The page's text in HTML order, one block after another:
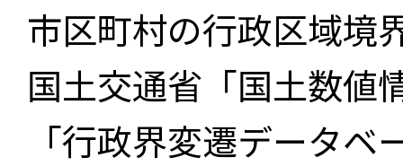
市区町村の行政区域境
国土交通省「国土数値
「行政界変遷データ